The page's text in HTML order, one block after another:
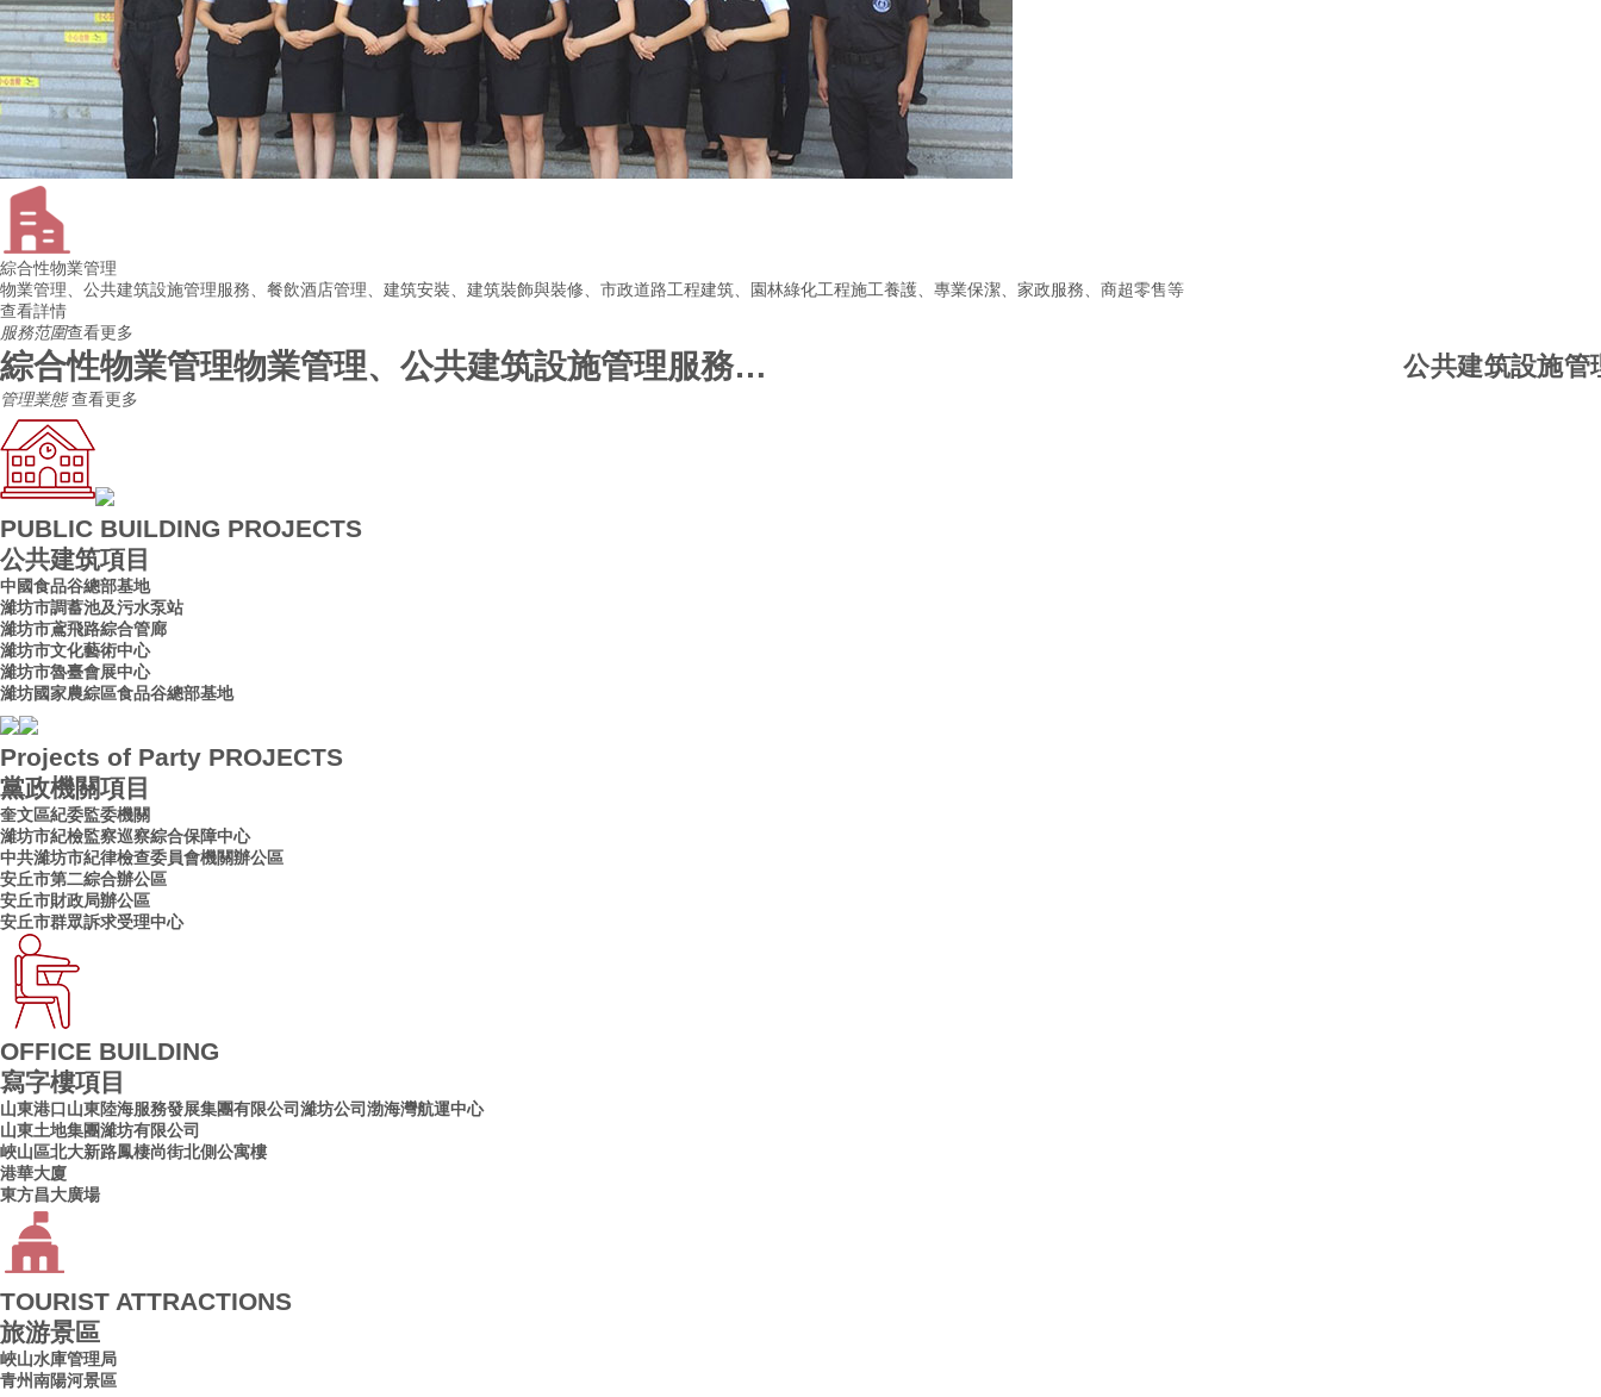
綜合性物業管理
物業管理、公共建筑設施管理服務、餐飲酒店管理、建筑安裝、建筑裝飾與裝修、市政道路工程建筑、園林綠化工程施工養護、專業保潔、家政服務、商超零售等
查看詳情
服務范圍查看更多
綜合性物業管理物業管理、公共建筑設施管理服務… 公共建筑設施管
管理業態 查看更多
PUBLIC BUILDING PROJECTS
公共建筑項目
中國食品谷總部基地
濰坊市調蓄池及污水泵站
濰坊市鳶飛路綜合管廊
濰坊市文化藝術中心
濰坊市魯臺會展中心
濰坊國家農綜區食品谷總部基地
Projects of Party PROJECTS
黨政機關項目
奎文區紀委監委機關
濰坊市紀檢監察巡察綜合保障中心
中共濰坊市紀律檢查委員會機關辦公區
安丘市第二綜合辦公區
安丘市財政局辦公區
安丘市群眾訴求受理中心
OFFICE BUILDING
寫字樓項目
山東港口山東陸海服務發展集團有限公司濰坊公司渤海灣航運中心
山東土地集團濰坊有限公司
峽山區北大新路鳳棲尚街北側公寓樓
港華大廈
東方昌大廣場
TOURIST ATTRACTIONS
旅游景區
峽山水庫管理局
青州南陽河景區